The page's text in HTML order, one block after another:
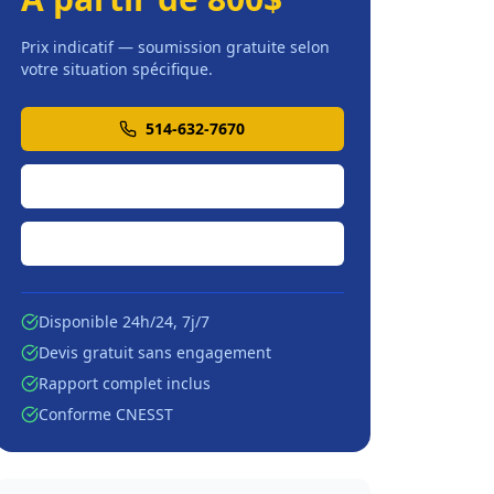
Prix indicatif — soumission gratuite selon
votre situation spécifique.
514-632-7670
Disponible 24h/24, 7j/7
Devis gratuit sans engagement
Rapport complet inclus
Conforme CNESST